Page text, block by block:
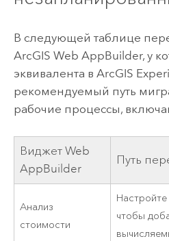
В следующей таблице
ArcGIS Web AppBuilder, у
эквивалента в ArcGIS
рекомендуемый путь
рабочие процессы,
ВиджетWeb
AppBuilder
Путь
Анализ
стоимости
чтобы